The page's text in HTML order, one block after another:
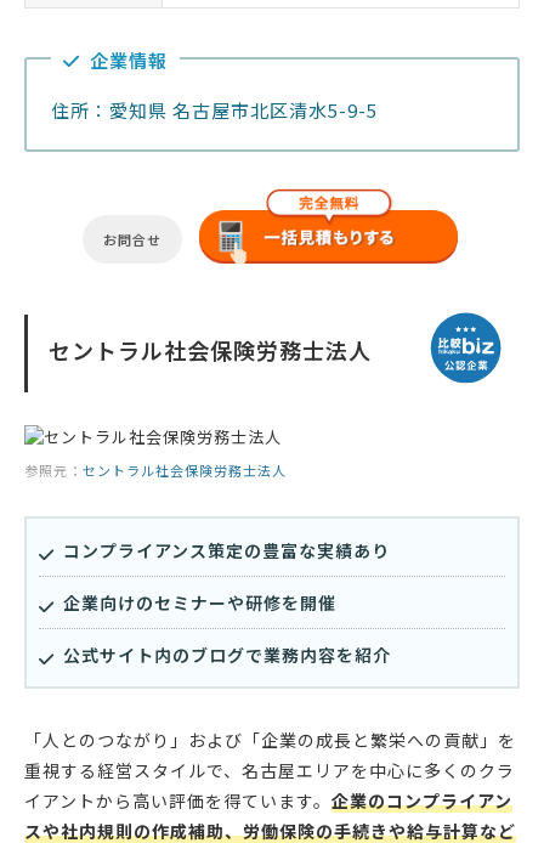
企業情報
住所：愛知県 名古屋市北区清水5-9-5
お問合せ
セントラル社会保険労務士法人
参照元： セントラル社会保険労務士法人
コンプライアンス策定の豊富な実績あり
企業向けのセミナーや研修を開催
公式サイト内のブログで業務内容を紹介
「人とのつながり」および「企業の成長と繁栄への貢献」を
重視する経営スタイルで、名古屋エリアを中心に多くのクラ
イアントから高い評価を得ています。 企業のコンプライアン
スや社内規則の作成補助、労働保険の手続きや給与計算など